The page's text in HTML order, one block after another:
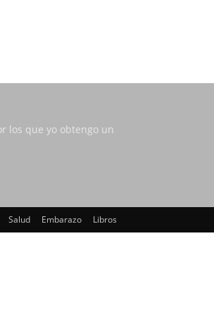
los que yo obtengo un
Salud Embarazo Libros